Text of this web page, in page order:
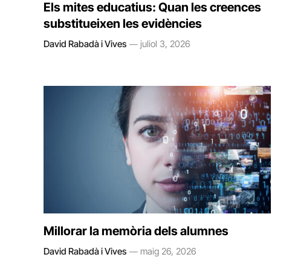
Els mites educatius: Quan les creences
substitueixen les evidències
David Rabadà i Vives juliol 3, 2026
Millorar la memòria dels alumnes
David Rabadà i Vives maig 26, 2026